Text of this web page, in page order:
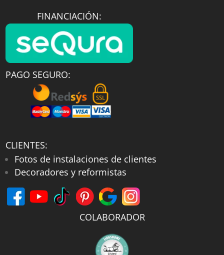
FINANCIACIÓN:
PAGO SEGURO:
CLIENTES:
Fotos de instalaciones de clientes
Decoradores y reformistas
COLABORADOR